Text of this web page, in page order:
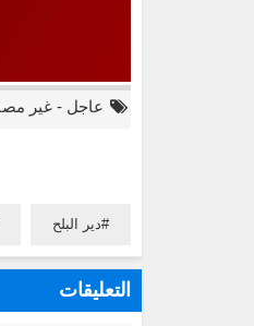
عاجل - غير
دير البلح
التعليقات